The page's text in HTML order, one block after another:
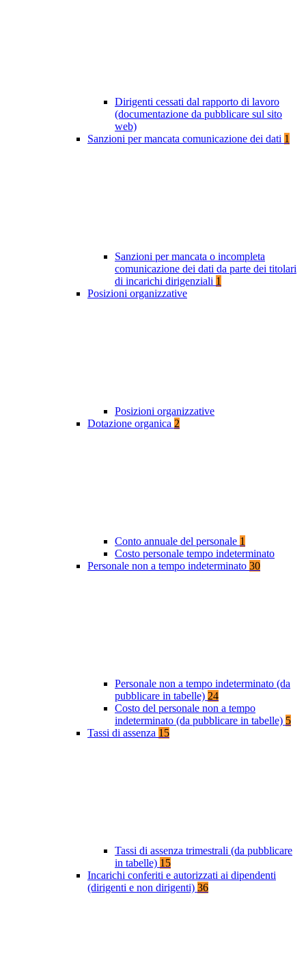
Dirigenti cessati dal rapporto di lavoro
(documentazione da pubblicare sul sito
web)
Sanzioni per mancata comunicazione dei dati 1
Sanzioni per mancata o incompleta
comunicazione dei dati da parte dei titolari
di incarichi dirigenziali 1
Posizioni organizzative
Posizioni organizzative
Dotazione organica 2
Conto annuale del personale 1
Costo personale tempo indeterminato
Personale non a tempo indeterminato 30
Personale non a tempo indeterminato (da
pubblicare in tabelle) 24
Costo del personale non a tempo
indeterminato (da pubblicare in tabelle) 5
Tassi di assenza 15
Tassi di assenza trimestrali (da pubblicare
in tabelle) 15
Incarichi conferiti e autorizzati ai dipendenti
(dirigenti e non dirigenti) 36